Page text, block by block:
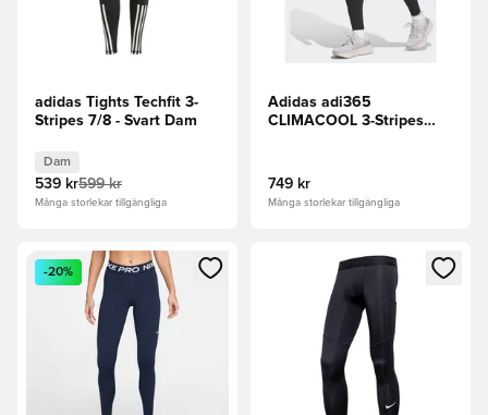
adidas Tights Techfit 3-
Stripes 7/8 - Svart Dam
Dam
539 kr599 kr
Många storlekar tillgängliga
Adidas adi365
CLIMACOOL 3-Stripes
749 kr
Många storlekar tillgängliga
Öppnar en Modal för att logga in eller registrera dig som
-20%
Öppnar en Modal för att